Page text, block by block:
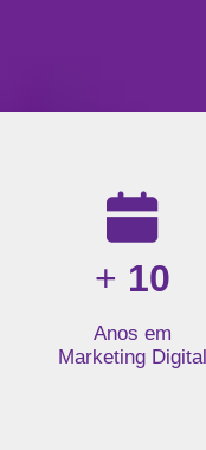
Resultados da
+ 10
Anos em
Marketing Digital